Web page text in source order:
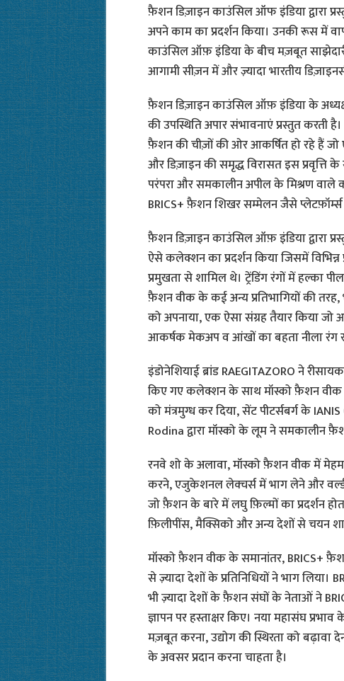
फ़ैशन डिज़ाइन काउंसिल ऑफ इंडिया द्वारा
अपने काम का प्रदर्शन किया। उनकी रूस में
काउंसिल ऑफ़ इंडिया के बीच मज़बूत
आगामी सीज़न में और ज़्यादा भारतीय
फ़ैशन डिज़ाइन काउंसिल ऑफ़ इंडिया के
की उपस्थिति अपार संभावनाएं प्रस्तुत करती
फ़ैशन की चीज़ों की ओर आकर्षित हो रहे हैं
और डिज़ाइन की समृद्ध विरासत इस प्रवृत्ति
परंपरा और समकालीन अपील के मिश्रण
BRICS+ फ़ैशन शिखर सम्मेलन जैसे
फ़ैशन डिज़ाइन काउंसिल ऑफ़ इंडिया द्वारा
ऐसे कलेक्शन का प्रदर्शन किया जिसमें
प्रमुखता से शामिल थे। ट्रेंडिंग रंगों में हल्का
फ़ैशन वीक के कई अन्य प्रतिभागियों की तरह,
को अपनाया, एक ऐसा संग्रह तैयार किया
आकर्षक मेकअप व आंखों का बहता नीला रंग
इंडोनेशियाई ब्रांड RAEGITAZORO ने
किए गए कलेक्शन के साथ मॉस्को फ़ैशन वीक में
को मंत्रमुग्ध कर दिया, सेंट पीटर्सबर्ग के
Rodina द्वारा मॉस्को के लूम ने समकालीन
रनवे शो के अलावा, मॉस्को फ़ैशन वीक में
करने, एजुकेशनल लेक्चर्स में भाग लेने और
जो फ़ैशन के बारे में लघु फ़िल्मों का प्रदर्शन
फ़िलीपींस, मैक्सिको और अन्य देशों से चयन
मॉस्को फ़ैशन वीक के समानांतर, BRICS+
से ज़्यादा देशों के प्रतिनिधियों ने भाग
भी ज़्यादा देशों के फ़ैशन संघों के नेताओं ने
ज्ञापन पर हस्ताक्षर किए। नया महासंघ प्रभाव
मज़बूत करना, उद्योग की स्थिरता को
के अवसर प्रदान करना चाहता है।